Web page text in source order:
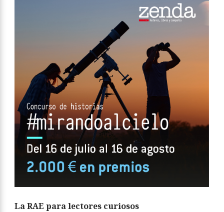
La RAE para lectores curiosos